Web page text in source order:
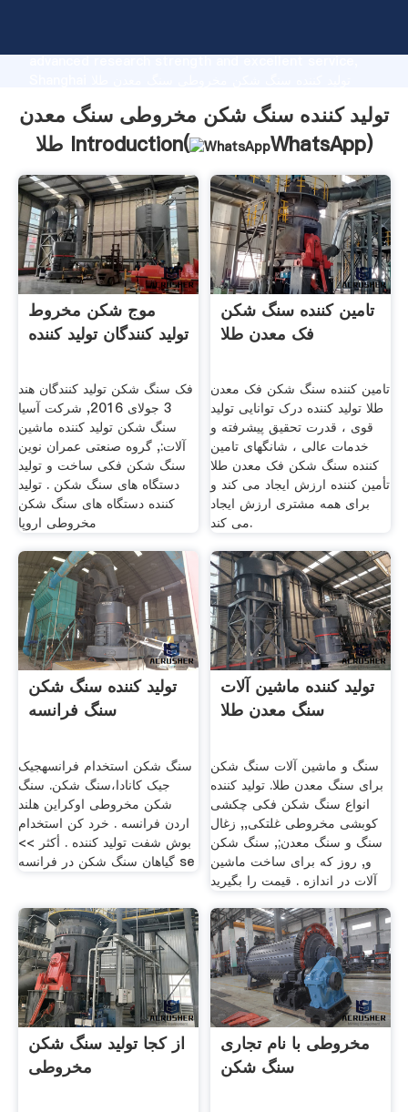
advanced research strength and excellent service,
supplier create the value and bring values to all of
customers.
تولید کننده سنگ شکن مخروطی سنگ معدن
طلا Introduction(
WhatsApp)
موج شکن مخروط
تولید کنندگان تولید کننده
فک سنگ شکن تولید کنندگان هند
3 جولای 2016, شرکت آسیا
سنگ شکن تولید کننده ماشین
آلات:, گروه صنعتی عمران نوین
سنگ شکن فکی ساخت و تولید
دستگاه های سنگ شکن . تولید
کننده دستگاه های سنگ شکن
مخروطی اروپا
تامین کننده سنگ شکن
فک معدن طلا
تامین کننده سنگ شکن فک معدن
طلا تولید کننده درک توانایی تولید
قوی ، قدرت تحقیق پیشرفته و
خدمات عالی ، شانگهای تامین
کننده سنگ شکن فک معدن طلا
تأمین کننده ارزش ایجاد می کند و
برای همه مشتری ارزش ایجاد
می کند.
تولید کننده سنگ شکن
سنگ فرانسه
سنگ شکن استخدام فرانسهجیک
جیک کانادا،سنگ شکن. سنگ
شکن مخروطی اوکراین هلند
اردن فرانسه . خرد کن استخدام
بوش شفت تولید کننده . أكثر >>
گیاهان سنگ شکن در فرانسه se
تولید کننده ماشین آلات
سنگ معدن طلا
سنگ و ماشین آلات سنگ شکن
برای سنگ معدن طلا. تولید کننده
انواع سنگ شکن فکی چکشی
کوبشی مخروطی غلتکی,, زغال
سنگ و سنگ معدن;, سنگ شکن
و, روز که برای ساخت ماشین
آلات در اندازه . قیمت را بگیرید
از کجا تولید سنگ شکن
مخروطی
مخروطی با نام تجاری
سنگ شکن